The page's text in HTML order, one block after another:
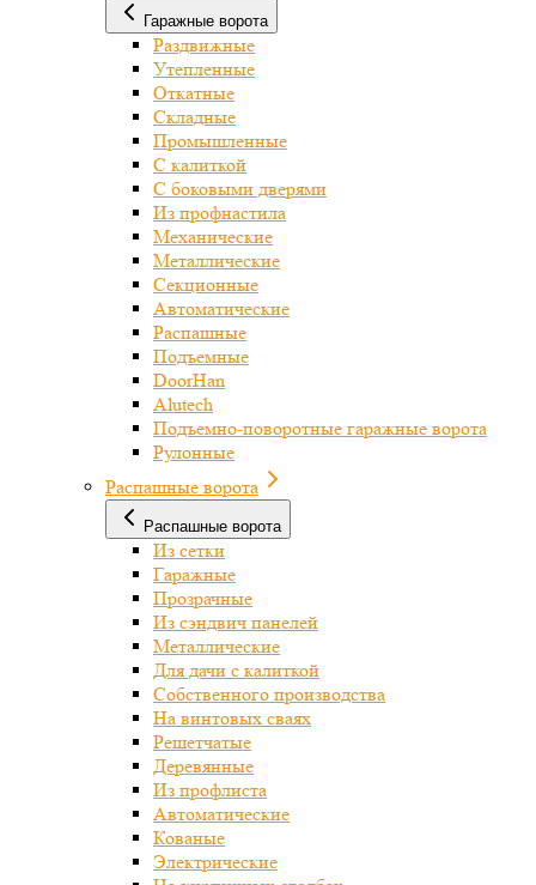
Гаражные ворота
Раздвижные
Утепленные
Откатные
Складные
Промышленные
С калиткой
С боковыми дверями
Из профнастила
Механические
Металлические
Секционные
Автоматические
Распашные
Подъемные
DoorHan
Alutech
Подъемно-поворотные гаражные ворота
Рулонные
Распашные ворота
Распашные ворота
Из сетки
Гаражные
Прозрачные
Из сэндвич панелей
Металлические
Для дачи с калиткой
Собственного производства
На винтовых сваях
Решетчатые
Деревянные
Из профлиста
Автоматические
Кованые
Электрические